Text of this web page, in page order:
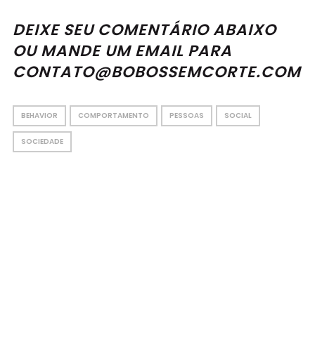
DEIXE SEU COMENTÁRIO ABAIXO
OU MANDE UM EMAIL PARA
CONTATO@BOBOSSEMCORTE.COM
BEHAVIOR COMPORTAMENTO PESSOAS SOCIAL
SOCIEDADE